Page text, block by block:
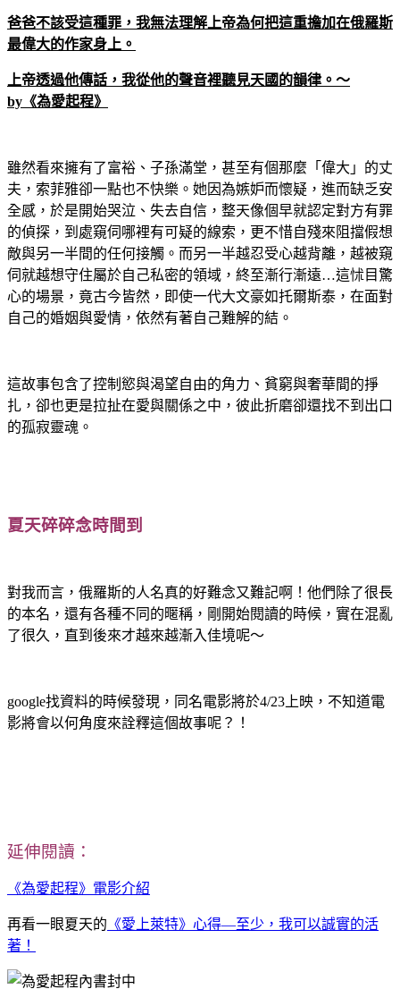
爸爸不該受這種罪，我無法理解上帝為何把這重擔加在俄羅斯
最偉大的作家身上。
上帝透過他傳話，我從他的聲音裡聽見天國的韻律。～
by 《為愛起程》
雖然看來擁有了富裕、子孫滿堂，甚至有個那麼「偉大」的丈
夫，索菲雅卻一點也不快樂。她因為嫉妒而懷疑，進而缺乏安
全感，於是開始哭泣、失去自信，整天像個早就認定對方有罪
的偵探，到處窺伺哪裡有可疑的線索，更不惜自殘來阻擋假想
敵與另一半間的任何接觸。而另一半越忍受心越背離，越被窺
伺就越想守住屬於自己私密的領域，終至漸行漸遠…這怵目驚
心的場景，竟古今皆然，即使一代大文豪如托爾斯泰，在面對
自己的婚姻與愛情，依然有著自己難解的結。
這故事包含了控制慾與渴望自由的角力、貧窮與奢華間的掙
扎，卻也更是拉扯在愛與關係之中，彼此折磨卻還找不到出口
的孤寂靈魂。
夏天碎碎念時間到
對我而言，俄羅斯的人名真的好難念又難記啊！他們除了很長
的本名，還有各種不同的暱稱，剛開始閱讀的時候，實在混亂
了很久，直到後來才越來越漸入佳境呢～
google找資料的時候發現，同名電影將於4/23 上映，不知道電
影將會以何角度來詮釋這個故事呢？！
延伸閱讀：
《為愛起程》電影介紹
再看一眼夏天的 《愛上萊特》心得—至少，我可以誠實的活
著！